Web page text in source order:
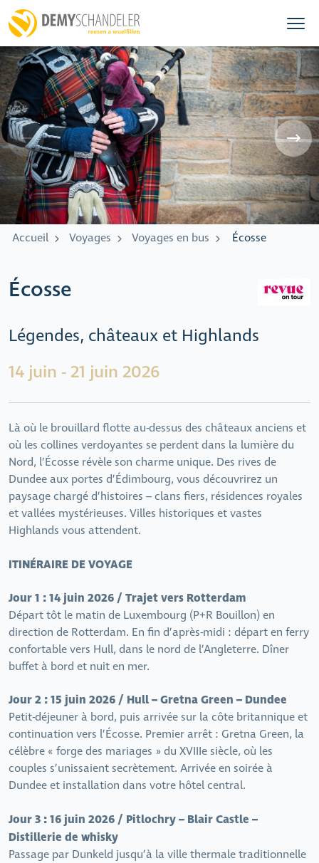
Accueil Voyages Voyages en bus Écosse
Écosse
Légendes, châteaux et Highlands
14 juin - 21 juin 2026
Là où le brouillard flotte au-dessus des châteaux anciens et
où les collines verdoyantes se perdent dans la lumière du
Nord, l’Écosse révèle son charme unique. Des rives de
Dundee aux portes d’Édimbourg, vous découvrirez un
paysage chargé d’histoires – clans fiers, résidences royales
et vallées mystérieuses. Villes historiques et vastes
Highlands vous attendent.
ITINÉRAIRE DE VOYAGE
Jour 1 : 14 juin 2026 / Trajet vers Rotterdam
Départ tôt le matin de Luxembourg (P+R Bouillon) en
direction de Rotterdam. En fin d’après-midi : départ en ferry
confortable vers Hull, dans le nord de l’Angleterre. Dîner
buffet à bord et nuit en mer.
Jour 2 : 15 juin 2026 / Hull – Gretna Green – Dundee
Petit-déjeuner à bord, puis arrivée sur la côte britannique et
continuation vers l’Écosse. Premier arrêt : Gretna Green, la
célèbre « forge des mariages » du XVIIIe siècle, où les
couples s’unissaient secrètement. Arrivée en soirée à
Dundee et installation dans votre hôtel central.
Jour 3 : 16 juin 2026 / Pitlochry – Blair Castle –
Distillerie de whisky
Passage par Dunkeld jusqu’à la ville thermale traditionnelle